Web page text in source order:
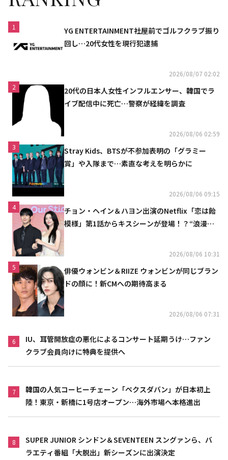
1
YG ENTERTAINMENT社屋前でゴルフクラブ振り
回し…20代女性を現行犯逮捕
2026/08/07 02:02
2
20代の日本人女性インフルエンサー、韓国でラ
イブ配信中に死亡…警察が経緯を調査
2026/08/06 02:59
3
Stray Kids、BTSが不参加表明の「グラミー
賞」や入隊まで…素直な考えを明らかに
2026/08/06 09:15
4
チョン・ヘイン＆ハヨン出演のNetflix「恋は飴
模様」第1話からキスシーンが登場！？“浪漫と
2026/08/06 10:31
5
俳優ウォンビン＆RIIZE ウォンビンが同じブラン
ドの顔に！新CMへの期待高まる
2026/08/06 07:31
6
IU、耳管開放症の悪化によるコンサート延期うけ…ファン
クラブ会員向けに特典を提供へ
7
韓国の人気コーヒーチェーン「ペクスダバン」が日本初上
陸！東京・新橋に1号店オープン…海外市場へ本格進出
8
SUPER JUNIOR シンドン＆SEVENTEEN スングァンら、バ
ラエティ番組「大脱出」新シーズンに出演決定